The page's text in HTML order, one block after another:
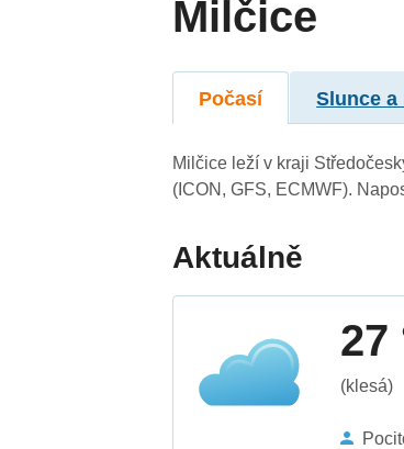
Milčice
Počasí Slunce a
Milčice leží v kraji
(ICON, GFS, ECMWF).
Aktuálně
27
(klesá)